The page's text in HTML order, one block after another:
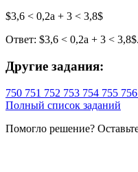
$3,6 < 0,2a + 3 < 3,8$
Ответ: $3,6 < 0,2a + 3 < 3,8$.
Другие задания:
750 751 752 753 754 755 756
Полный список заданий
Помогло решение?